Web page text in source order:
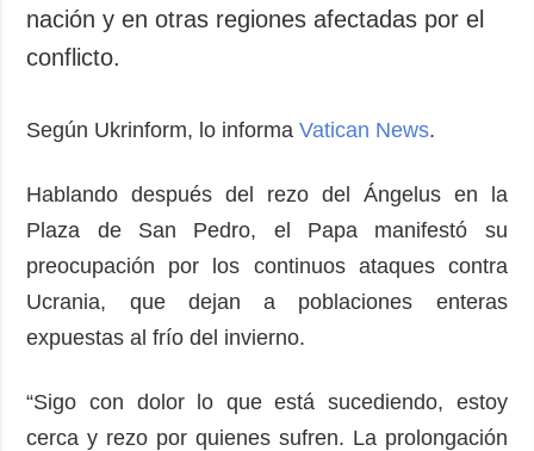
Deportes
Desastres y
emergencias
ADICIONAL
Podcasts
Publicaciones
Entrevistas
Fotos
Releases
SERVICIOS
Suscripción
Banco de
imágenes
nación y en otras regiones afectadas por el
conflicto.
Según Ukrinform, lo informaVatican News.
Hablando después del rezo del Ángelus en la
Plaza de San Pedro, el Papa manifestó su
preocupación por los continuos ataques contra
Ucrania, que dejan a poblaciones enteras
expuestas al frío del invierno.
“Sigo con dolor lo que está sucediendo, estoy
cerca y rezo por quienes sufren. La prolongación